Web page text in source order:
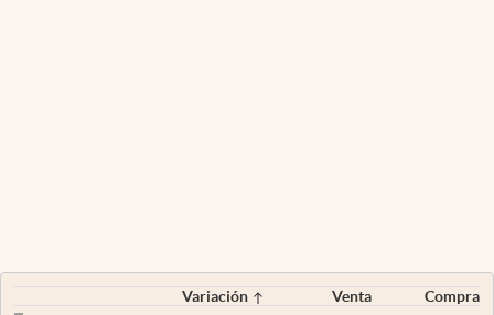
Variación Venta
Compra